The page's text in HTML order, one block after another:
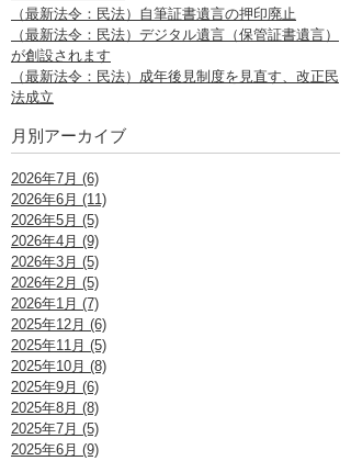
（最新法令：民法）自筆証書遺言の押印廃止
（最新法令：民法）デジタル遺言（保管証書遺言）
が創設されます
（最新法令：民法）成年後見制度を見直す、改正民
法成立
月別アーカイブ
2026年7月 (6)
2026年6月 (11)
2026年5月 (5)
2026年4月 (9)
2026年3月 (5)
2026年2月 (5)
2026年1月 (7)
2025年12月 (6)
2025年11月 (5)
2025年10月 (8)
2025年9月 (6)
2025年8月 (8)
2025年7月 (5)
2025年6月 (9)